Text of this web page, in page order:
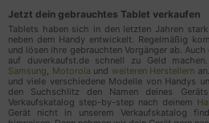
Jetzt dein gebrauchtes Tablet verkaufen
Tablets haben sich in den letzten Jahren
neben dem Handy entwickelt. Regelmäßig
und lösen ihre gebrauchten Vorgänger ab.
auf duverkaufst.de schnell zu Geld
Samsung
Motorola und weiteren Herstellern
und viele verschiedene Modelle von Handys
den Suchschlitz den Namen deines
Verkaufskatalog step-by-step nach deinem
Gerät nicht in unserem Verkaufskatalog
Zeitpunkt des ersten
Datum uns Uhrzeit des
Seitentitel
Referrer URL
Nutzungsdaten
Geräteinformationen
Geografischer Standort